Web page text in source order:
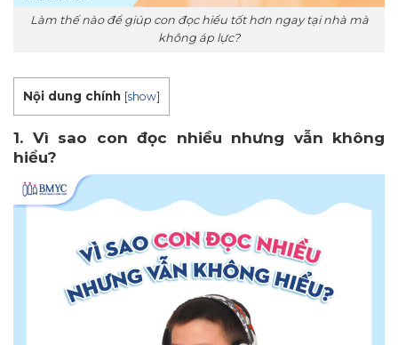
Làm thế nào để giúp con đọc hiểu tốt hơn ngay tại nhà mà
không áp lực?
Nội dung chính [show]
1. Vì sao con đọc nhiều nhưng vẫn không
hiểu?